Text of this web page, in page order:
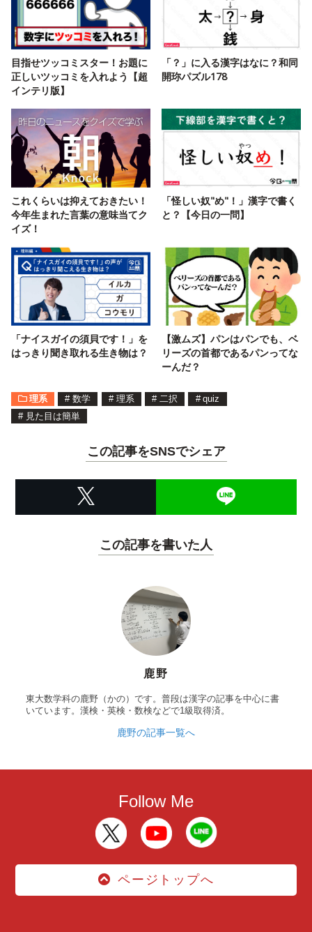
目指せツッコミスター！お題に
正しいツッコミを入れよう【超
インテリ版】
「？」に入る漢字はなに？和同
開珎パズル178
これくらいは抑えておきたい！
今年生まれた言葉の意味当てク
イズ！
「怪しい奴"め"！」漢字で書く
と？【今日の一問】
「ナイスガイの須貝です！」を
はっきり聞き取れる生き物は？
【激ムズ】パンはパンでも、ベ
リーズの首都であるパンってな
ーんだ？
理系 # 数学 # 理系 # 二択 # quiz
# 見た目は簡単
この記事をSNSでシェア
この記事を書いた人
鹿野
東大数学科の鹿野（かの）です。普段は漢字の記事を中心に書
いています。漢検・英検・数検などで1級取得済。
鹿野の記事一覧へ
Follow Me
ページトップへ